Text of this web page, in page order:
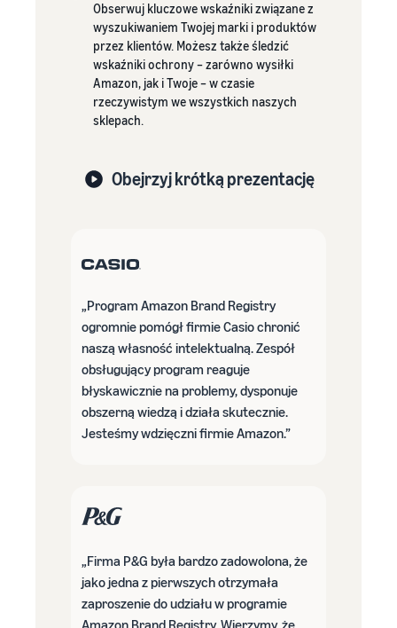
Obserwuj kluczowe wskaźniki związane z
wyszukiwaniem Twojej marki i produktów
przez klientów. Możesz także śledzić
wskaźniki ochrony – zarówno wysiłki
Amazon, jak i Twoje – w czasie
rzeczywistym we wszystkich naszych
sklepach.
Obejrzyj krótką prezentację
„Program Amazon Brand Registry
ogromnie pomógł firmie Casio chronić
naszą własność intelektualną. Zespół
obsługujący program reaguje
błyskawicznie na problemy, dysponuje
obszerną wiedzą i działa skutecznie.
Jesteśmy wdzięczni firmie Amazon.”
„Firma P&G była bardzo zadowolona, że
jako jedna z pierwszych otrzymała
zaproszenie do udziału w programie